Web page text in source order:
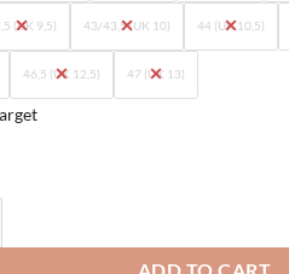
(UK 9,5) 43/43,5 (UK 10) 44 (UK 10,5)
46,5 (UK 12,5) 47 (UK 13)